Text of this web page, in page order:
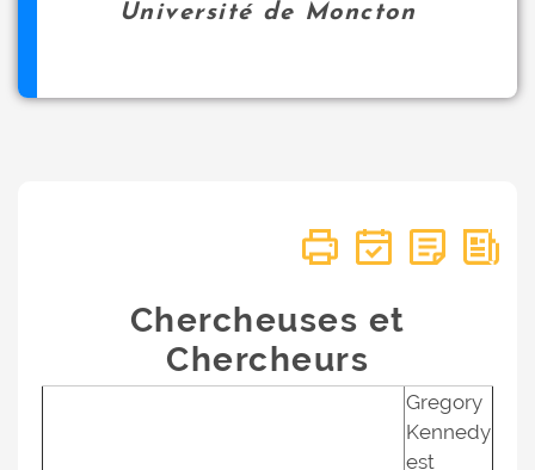
Université de Moncton
Chercheuses et
Chercheurs
Gregory
Kennedy
est